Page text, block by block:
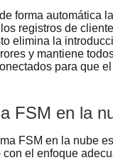
forma automática
registros de
elimina la
y mantiene
para que
FSM en la
FSM en la nube
con el enfoque